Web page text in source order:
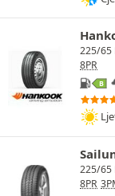
225/65
8PR
B
225/65
8PR